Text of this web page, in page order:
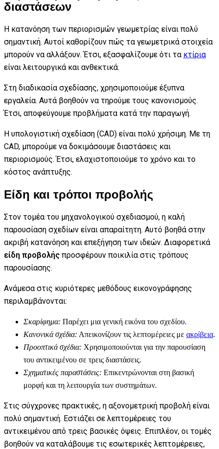
διαστάσεων
Η κατανόηση των περιορισμών γεωμετρίας είναι πολύ
σημαντική. Αυτοί καθορίζουν πώς τα γεωμετρικά στοιχεία
μπορούν να αλλάξουν. Έτσι, εξασφαλίζουμε ότι τα κτίρια
είναι λειτουργικά και ανθεκτικά.
Στη διαδικασία σχεδίασης, χρησιμοποιούμε έξυπνα
εργαλεία. Αυτά βοηθούν να τηρούμε τους κανονισμούς.
Έτσι, αποφεύγουμε προβλήματα κατά την παραγωγή.
Η υπολογιστική σχεδίαση (CAD) είναι πολύ χρήσιμη. Με τη
CAD, μπορούμε να δοκιμάσουμε διαστάσεις και
περιορισμούς. Έτσι, ελαχιστοποιούμε το χρόνο και το
κόστος ανάπτυξης.
Είδη και τρόποι προβολής
Στον τομέα του μηχανολογικού σχεδιασμού, η καλή
παρουσίαση σχεδίων είναι απαραίτητη. Αυτό βοηθά στην
ακριβή κατανόηση και επεξήγηση των ιδεών. Διαφορετικά
είδη προβολής προσφέρουν ποικιλία στις τρόπους
παρουσίασης.
Ανάμεσα στις κυριότερες μεθόδους εικονογράφησης
περιλαμβάνονται:
Σκαρίφημα: Παρέχει μια γενική εικόνα του σχεδίου.
Κανονικά σχέδια: Απεικονίζουν τις λεπτομέρειες με ακρίβεια.
Προοπτικά σχέδια: Χρησιμοποιούνται για την παρουσίαση
του αντικειμένου σε τρεις διαστάσεις.
Σχηματικές παραστάσεις: Επικεντρώνονται στη βασική
μορφή και τη λειτουργία των συστημάτων.
Στις σύγχρονες πρακτικές, η αξονομετρική προβολή είναι
πολύ σημαντική. Εστιάζει σε λεπτομέρειες του
αντικειμένου από τρεις βασικές όψεις. Επιπλέον, οι τομές
βοηθούν να καταλάβουμε τις εσωτερικές λεπτομέρειες,